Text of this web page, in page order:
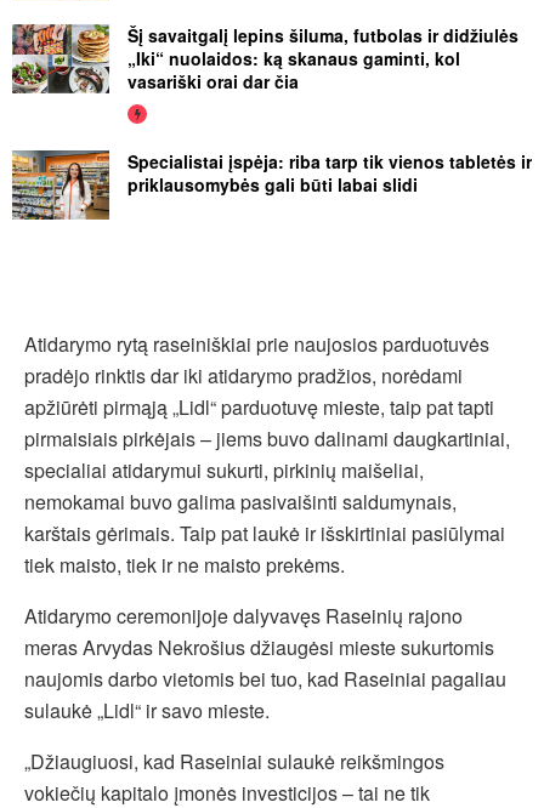
Šį savaitgalį lepins šiluma, futbolas ir didžiulės
„Iki“ nuolaidos: ką skanaus gaminti, kol
vasariški orai dar čia
Specialistai įspėja: riba tarp tik vienos tabletės ir
priklausomybės gali būti labai slidi
Atidarymo rytą raseiniškiai prie naujosios parduotuvės
pradėjo rinktis dar iki atidarymo pradžios, norėdami
apžiūrėti pirmąją „Lidl“ parduotuvę mieste, taip pat tapti
pirmaisiais pirkėjais – jiems buvo dalinami daugkartiniai,
specialiai atidarymui sukurti, pirkinių maišeliai,
nemokamai buvo galima pasivaišinti saldumynais,
karštais gėrimais. Taip pat laukė ir išskirtiniai pasiūlymai
tiek maisto, tiek ir ne maisto prekėms.
Atidarymo ceremonijoje dalyvavęs Raseinių rajono
meras Arvydas Nekrošius džiaugėsi mieste sukurtomis
naujomis darbo vietomis bei tuo, kad Raseiniai pagaliau
sulaukė „Lidl“ ir savo mieste.
„Džiaugiuosi, kad Raseiniai sulaukė reikšmingos
vokiečių kapitalo įmonės investicijos – tai ne tik